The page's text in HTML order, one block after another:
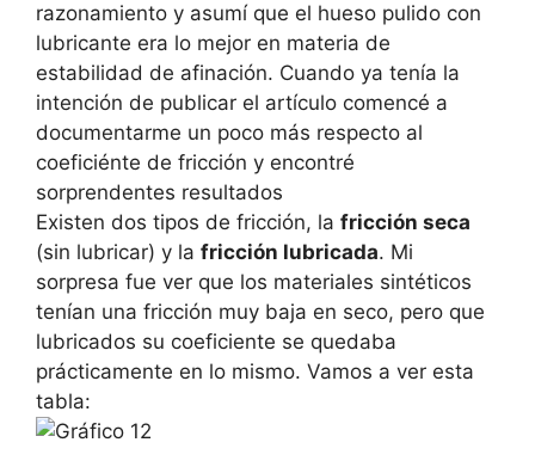
razonamiento y asumí que el hueso pulido con
lubricante era lo mejor en materia de
estabilidad de afinación. Cuando ya tenía la
intención de publicar el artículo comencé a
documentarme un poco más respecto al
coeficiénte de fricción y encontré
sorprendentes resultados
Existen dos tipos de fricción, la fricción seca
(sin lubricar) y la fricción lubricada. Mi
sorpresa fue ver que los materiales sintéticos
tenían una fricción muy baja en seco, pero que
lubricados su coeficiente se quedaba
prácticamente en lo mismo. Vamos a ver esta
tabla: